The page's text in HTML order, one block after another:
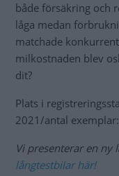
både försäkring och
låga medan
matchade
milkostnaden blev
dit?
Plats i
2021/antal
Vi presenterar en ny
långtestbilar här!